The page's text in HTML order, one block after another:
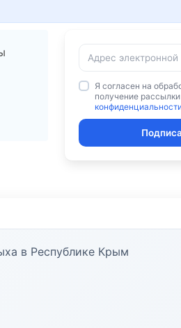
Я согласен на
получение
в Республике Крым